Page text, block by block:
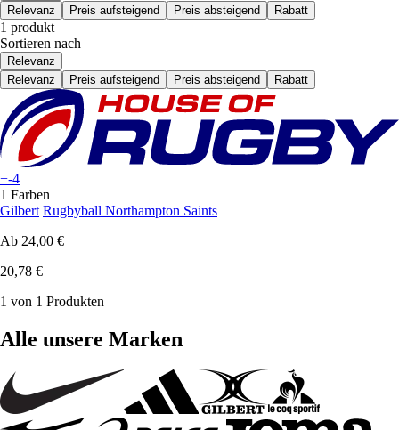
Relevanz
Preis aufsteigend Preis absteigend Rabatt
1 produkt
Sortieren nach
Relevanz
Relevanz
Preis aufsteigend Preis absteigend Rabatt
+-4
1 Farben
Gilbert Rugbyball Northampton Saints
Ab 24,00 €
20,78 €
1 von 1 Produkten
Alle unsere Marken